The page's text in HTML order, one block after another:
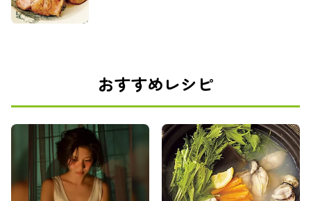
おすすめレシピ